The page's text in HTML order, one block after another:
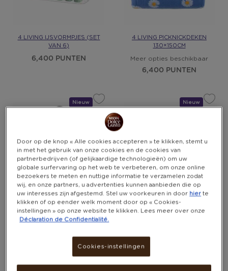
4 LIVING IJSVORMPJES (SET
VAN 6)
6,400 PUNTEN
4 LIVING PICKNICKDEKEN
130×150CM
Meer opties beschikbaar
6,400 PUNTEN
Nieuw
Cadeau
4 LIVING "THEO" STRANDMAT
120×150CM
Nieuw
Cadeau
ATOM KAMPEERLAMP MET
VENTILATOR
Door op de knop « Alle cookies accepteren » te klikken, stemt u
in met het gebruik van onze cookies en de cookies van
partnerbedrijven (of gelijkaardige technologieën) om uw
globale surfervaring op het web te verbeteren, om onze online
bezoekers te meten en nuttige informatie te verzamelen zodat
wij, en onze partners, u advertenties kunnen aanbieden die op
uw interesses zijn afgestemd. Stel uw voorkeuren in door hier te
klikken of op eender welk moment door op « Cookies-
instellingen » op onze website te klikken. Lees meer over onze
Déclaration de Confidentialité.
Cookies-instellingen